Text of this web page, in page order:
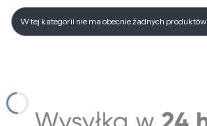
Lista produktów
W tej kategorii nie ma obecnie żadnych produktów